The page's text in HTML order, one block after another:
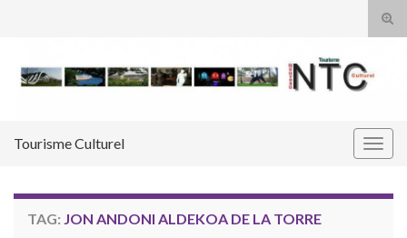
Tourisme Culturel
TAG: JON ANDONI ALDEKOA DE LA TORRE